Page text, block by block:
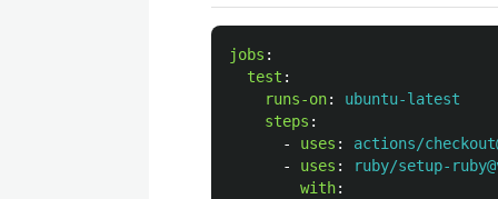
jobs :
test :
runs-on:
ubuntu-latest
steps :
-
uses :
actions/
-
uses :
ruby/setup-
with: